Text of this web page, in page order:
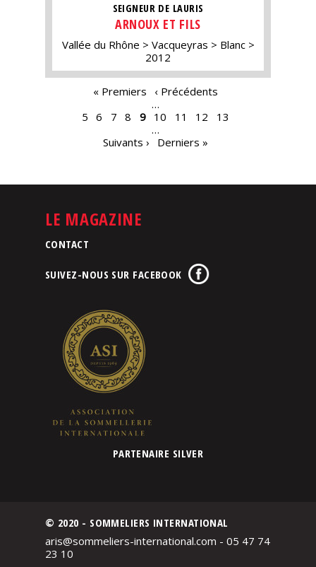
SEIGNEUR DE LAURIS
ARNOUX ET FILS
Vallée du Rhône Vacqueyras
Blanc
2012
« Premiers
‹ Précédents
…
5
6 7 8 9 10 11 12
13
…
Suivants ›
Derniers »
LE MAGAZINE
CONTACT
SUIVEZ-NOUS SUR FACEBOOK
PARTENAIRE SILVER
© 2020 - SOMMELIERS INTERNATIONAL
aris@sommeliers-international.com - 05 47 74
23 10